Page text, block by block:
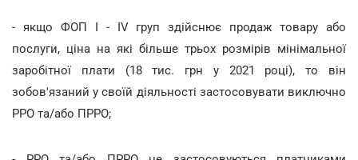
- якщо ФОП I - IV груп здійснює продаж товару або
послуги, ціна на які більше трьох розмірів мінімальної
заробітної плати (18 тис. грн у 2021 році), то він
зобов'язаний у своїй діяльності застосовувати виключно
РРО та/або ПРРО;